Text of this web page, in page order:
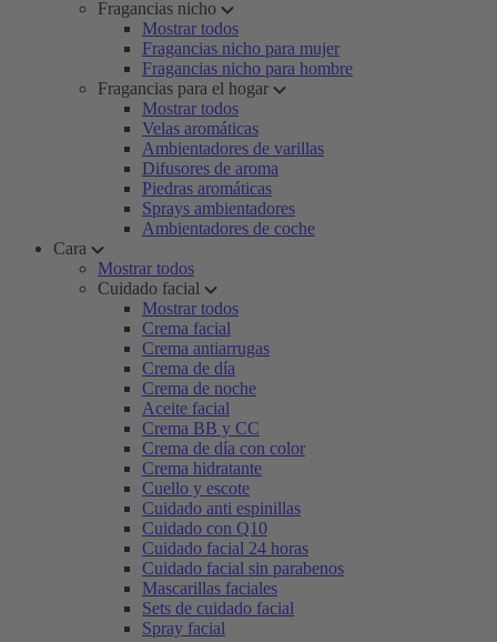
Fragancias nicho
Mostrar todos
Fragancias nicho para mujer
Fragancias nicho para hombre
Fragancias para el hogar
Mostrar todos
Velas aromáticas
Ambientadores de varillas
Difusores de aroma
Piedras aromáticas
Sprays ambientadores
Ambientadores de coche
Cara
Mostrar todos
Cuidado facial
Mostrar todos
Crema facial
Crema antiarrugas
Crema de día
Crema de noche
Aceite facial
Crema BB y CC
Crema de día con color
Crema hidratante
Cuello y escote
Cuidado anti espinillas
Cuidado con Q10
Cuidado facial 24 horas
Cuidado facial sin parabenos
Mascarillas faciales
Sets de cuidado facial
Spray facial